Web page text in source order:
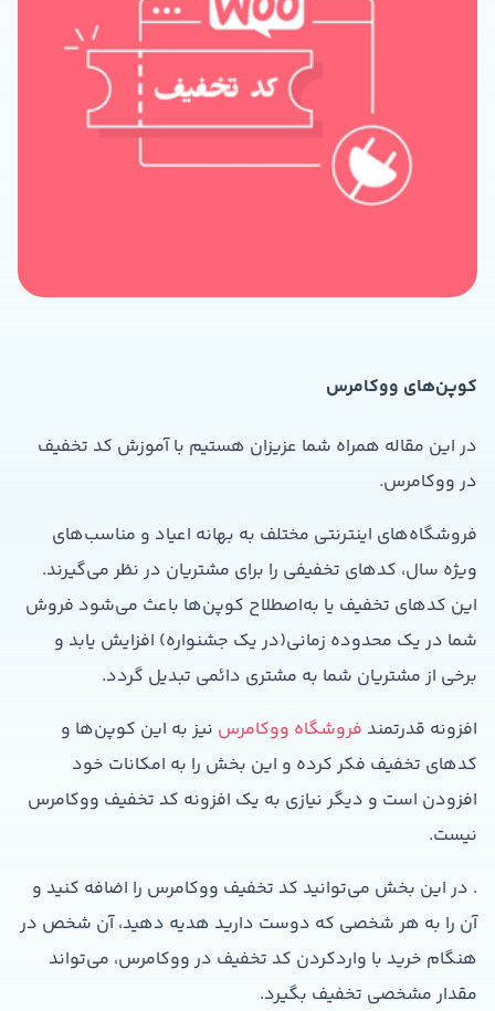
کوپن‌های ووکامرس
در این مقاله همراه شما عزیزان هستیم با آموزش کد تخفیف
در ووکامرس.
فروشگاه‌های اینترنتی مختلف به بهانه اعیاد و مناسب‌های
ویژه سال، کدهای تخفیفی را برای مشتریان در نظر می‌گیرند.
این کدهای تخفیف یا به‌اصطلاح کوپن‌ها باعث می‌شود فروش
شما در یک محدوده زمانی(در یک جشنواره) افزایش یابد و
برخی از مشتریان شما به مشتری دائمی تبدیل گردد.
افزونه قدرتمند فروشگاه ووکامرس نیز به این کوپن‌ها و
کدهای تخفیف فکر کرده و این بخش را به امکانات خود
افزودن است و دیگر نیازی به یک افزونه کد تخفیف ووکامرس
نیست.
. در این بخش می‌توانید کد تخفیف ووکامرس را اضافه کنید و
آن را به هر شخصی که دوست دارید هدیه دهید، آن شخص در
هنگام خرید با واردکردن کد تخفیف در ووکامرس، می‌تواند
مقدار مشخصی تخفیف بگیرد.